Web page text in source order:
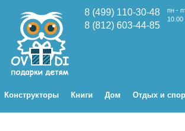
8 (499) 110-30-48
пн -
10.00
8 (812) 603-44-85
Конструкторы Книги Дом Отдых и